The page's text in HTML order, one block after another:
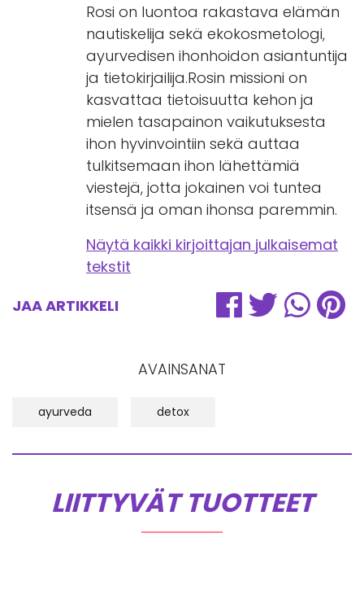
Rosi on luontoa rakastava elämän
nautiskelija sekä ekokosmetologi,
ayurvedisen ihonhoidon asiantuntija
ja tietokirjailija.Rosin missioni on
kasvattaa tietoisuutta kehon ja
mielen tasapainon vaikutuksesta
ihon hyvinvointiin sekä auttaa
tulkitsemaan ihon lähettämiä
viestejä, jotta jokainen voi tuntea
itsensä ja oman ihonsa paremmin.
Näytä kaikki kirjoittajan julkaisemat
tekstit
JAA ARTIKKELI
AVAINSANAT
ayurveda detox
LIITTYVÄT TUOTTEET